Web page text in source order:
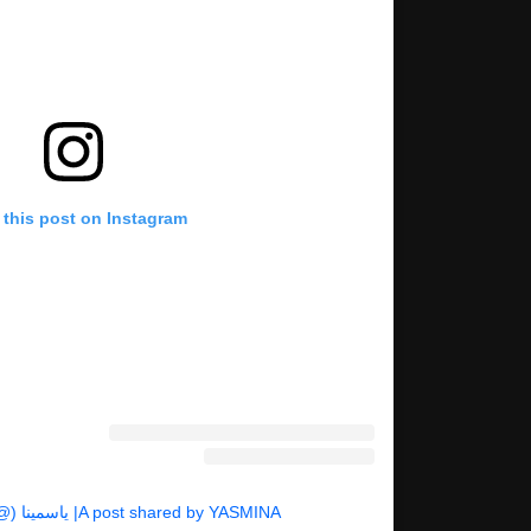
this post on Instagram
A post shared by YASMINA| ياسمينا (@yasminazaytoun)